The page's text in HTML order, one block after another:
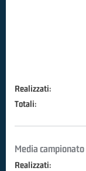
Realizzati:
Totali:
Media campionato
Realizzati: